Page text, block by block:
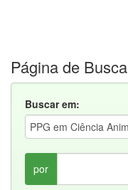
Página de Busca
Buscar em:
por